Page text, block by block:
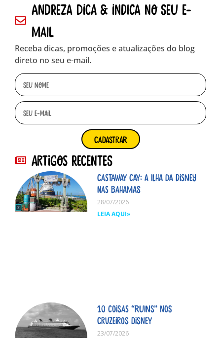
andreza dica & indica no seu e-
mail
Receba dicas, promoções e atualizações do blog
direto no seu e-mail.
cadastrar
Artigos Recentes
Castaway Cay: A ilha da Disney
nas Bahamas
28/07/2026
LEIA AQUI»
10 coisas “ruins” nos
cruzeiros Disney
23/07/2026